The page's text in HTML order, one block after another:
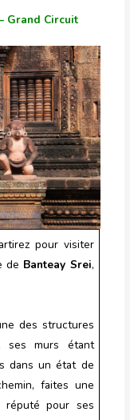
Grand Circuit
pour visiter
de Banteay Srei,
des structures
ses murs étant
dans un état de
faites une
réputé pour ses